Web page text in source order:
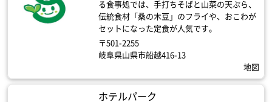
る食事処では、手打ちそばと山菜の天ぷら、
伝統食材「桑の木豆」のフライや、おこわが
セットになった定食が人気です。
〒501-2255
岐阜県山県市船越416-13
地図
ホテルパーク